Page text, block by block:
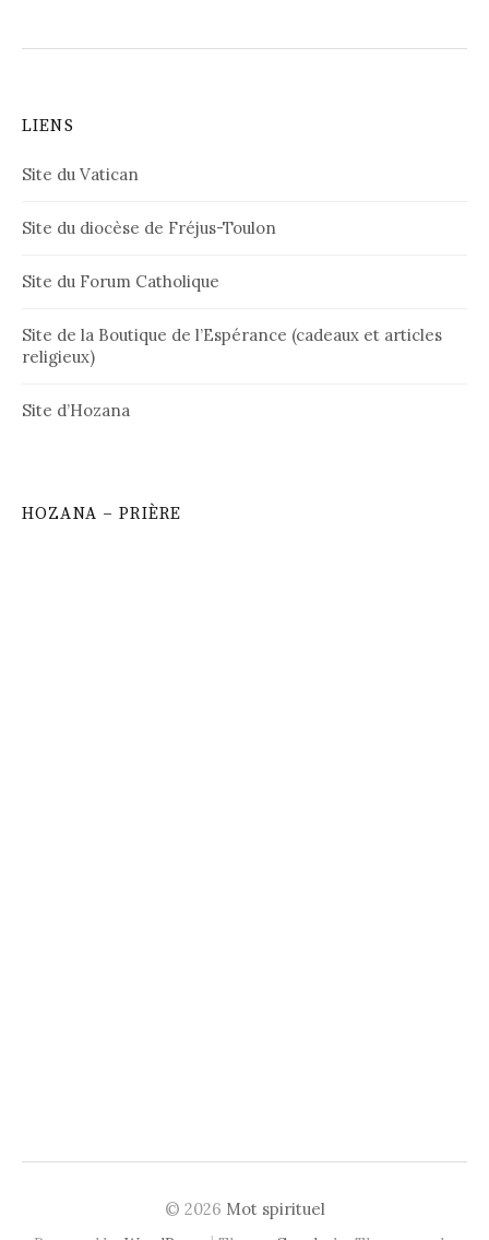
LIENS
Site du Vatican
Site du diocèse de Fréjus-Toulon
Site du Forum Catholique
Site de la Boutique de l’Espérance (cadeaux et articles
religieux)
Site d’Hozana
HOZANA – PRIÈRE
© 2026 Mot spirituel